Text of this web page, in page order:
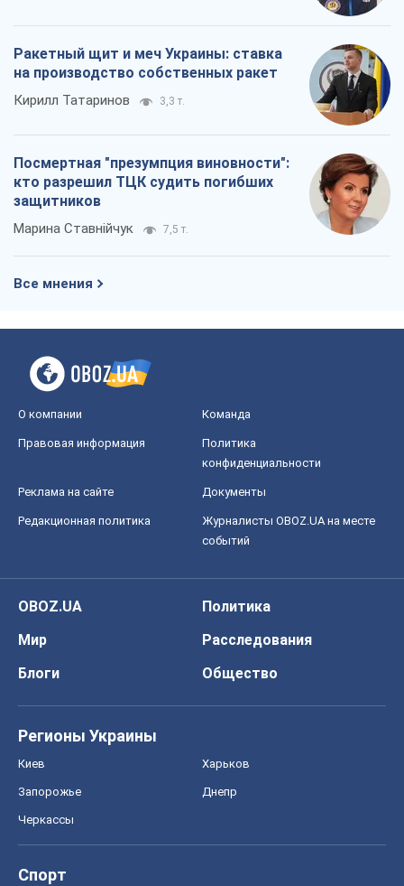
Ракетный щит и меч Украины: ставка
на производство собственных ракет
Кирилл Татаринов 3,3 т.
Посмертная "презумпция виновности":
кто разрешил ТЦК судить погибших
защитников
Марина Ставнійчук 7,5 т.
Все мнения
О компании Команда
Правовая информация
Политика
конфиденциальности
Реклама на сайте Документы
Редакционная политика
Журналисты OBOZ.UA на месте
событий
OBOZ.UA
Политика
Мир
Расследования
Блоги
Общество
Регионы Украины
Киев Харьков
Запорожье Днепр
Черкассы
Спорт